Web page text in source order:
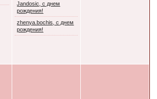
Jandosic, с днем
рождения!
zhenya.bochis, с днем
рождения!